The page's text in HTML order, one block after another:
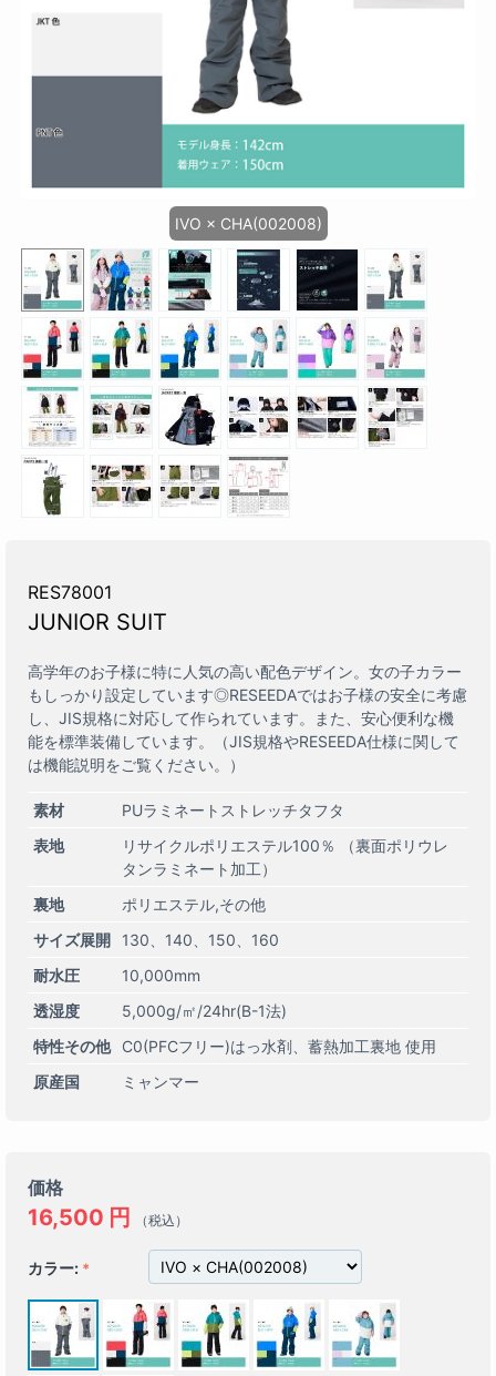
IVO × CHA(002008)
RES78001
JUNIOR SUIT
高学年のお子様に特に人気の高い配色デザイン。女の子カラー
もしっかり設定しています◎RESEEDAではお子様の安全に考慮
し、JIS規格に対応して作られています。また、安心便利な機
能を標準装備しています。（JIS規格やRESEEDA仕様に関して
は機能説明をご覧ください。）
素材
PUラミネートストレッチタフタ
表地
リサイクルポリエステル100％ （裏面ポリウレ
タンラミネート加工）
裏地
ポリエステル,その他
サイズ展開
130 140 150
160
耐水圧
10,000mm
透湿度
5,000g/㎡/24hr(B-1法)
特性その他
C0(PFCフリー)はっ水剤
蓄熱加工裏地 使用
原産国
ミャンマー
価格
16,500 円 （税込）
カラー: